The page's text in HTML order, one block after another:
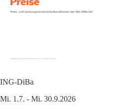
ING-DiBa
Mi. 1.7. - Mi. 30.9.2026